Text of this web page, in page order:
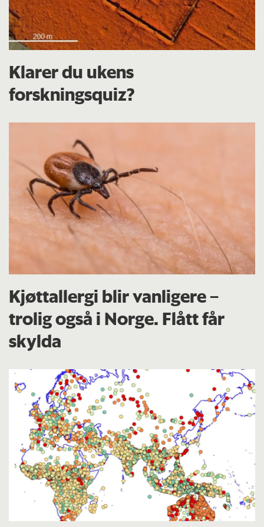
Klarer du ukens
forskningsquiz?
Kjøttallergi blir vanligere –
trolig også i Norge. Flått får
skylda